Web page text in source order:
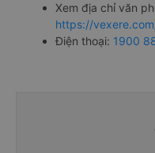
Xem địa chỉ văn
https://
Điện thoại: 1900